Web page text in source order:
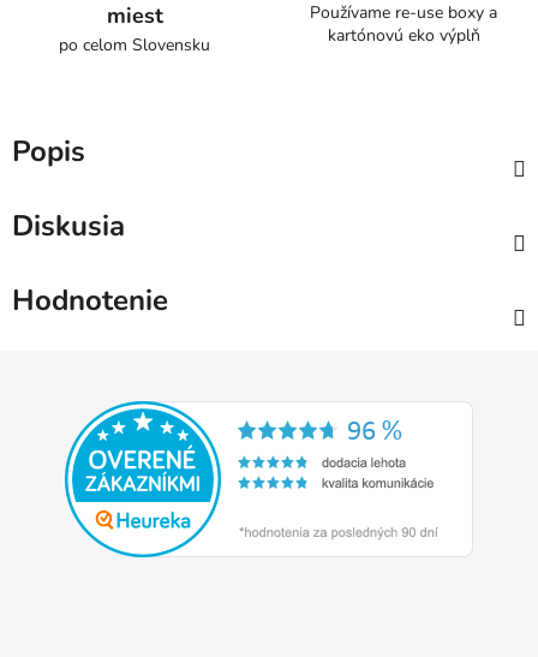
miest
po celom Slovensku
Používame re-use boxy a
kartónovú eko výplň
Popis
Diskusia
Hodnotenie